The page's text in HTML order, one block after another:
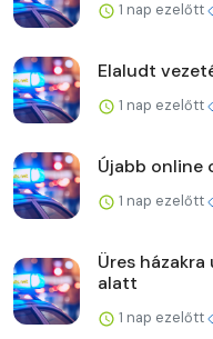
1 nap ezelőtt
Elaludt
1 nap ezelőtt
Újabb online
1 nap ezelőtt
Üres
alatt
1 nap ezelőtt